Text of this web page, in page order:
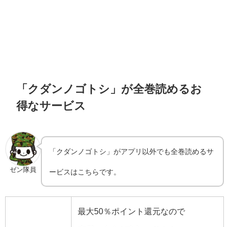
「クダンノゴトシ」が全巻読めるお
得なサービス
ゼン隊員
「クダンノゴトシ」がアプリ以外でも全巻読めるサ
ービスはこちらです。
最大50％ポイント還元なので